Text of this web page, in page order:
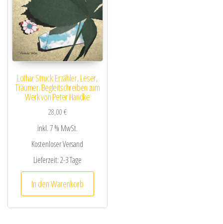
Lothar Struck: Erzähler, Leser,
Träumer. Begleitschreiben zum
Werk von Peter Handke
28,00€
inkl. 7 % MwSt.
Kostenloser Versand
Lieferzeit:2-3 Tage
In den Warenkorb